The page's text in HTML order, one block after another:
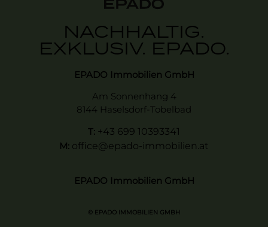
NACHHALTIG.
EXKLUSIV. EPADO.
EPADO Immobilien GmbH
Am Sonnenhang 4
8144 Haselsdorf-Tobelbad
T: +43 699 10393341
M: office@epado-immobilien.at
EPADO Immobilien GmbH
© EPADO IMMOBILIEN GMBH